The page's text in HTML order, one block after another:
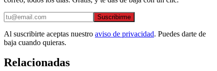
Suscribirme
Al suscribirte aceptas nuestro aviso de privacidad. Puedes darte de
baja cuando quieras.
Relacionadas